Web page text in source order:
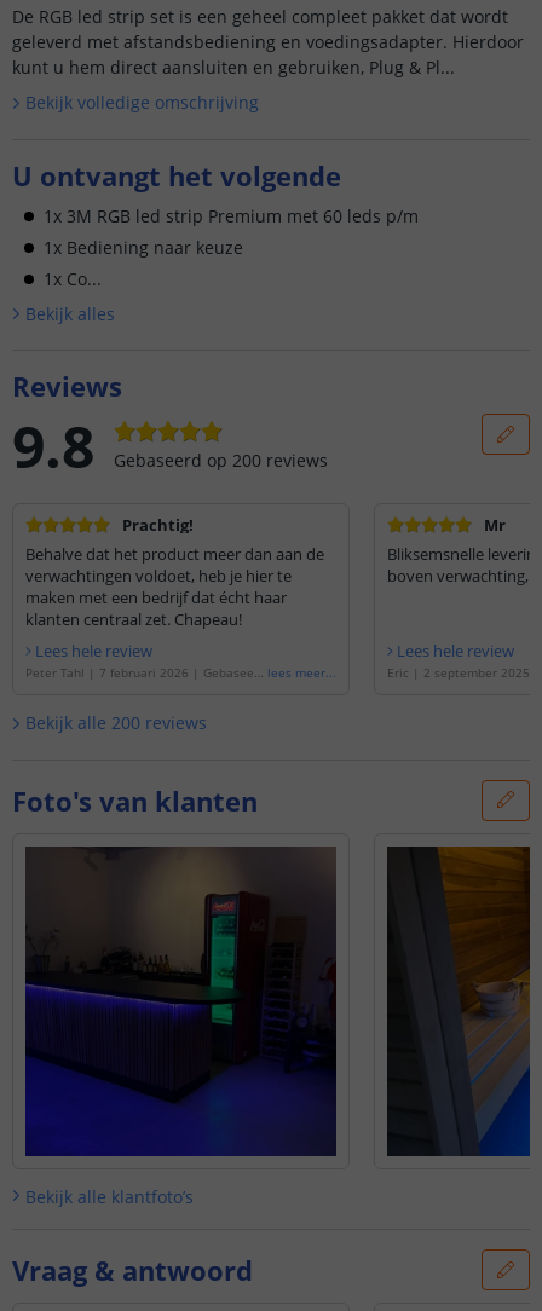
De RGB led strip set is een geheel compleet pakket dat wordt
geleverd met afstandsbediening en voedingsadapter. Hierdoor
kunt u hem direct aansluiten en gebruiken, Plug & Pl...
Bekijk volledige omschrijving
U ontvangt het volgende
1x 3M RGB led strip Premium met 60 leds p/m
1x Bediening naar keuze
1x Co...
Bekijk alles
Reviews
9.8 Gebaseerd op 200 reviews
Prachtig!
Behalve dat het product meer dan aan de
verwachtingen voldoet, heb je hier te
maken met een bedrijf dat écht haar
klanten centraal zet. Chapeau!
Lees hele review
Peter Tahl | 7 februari 2026 | Gebaseerd lees meer...
Mr
Bliksemsnelle
boven verwachting,
Lees hele review
Eric | 2 september 2025
Bekijk alle 200 reviews
Foto's van klanten
Bekijk alle klantfoto’s
Vraag & antwoord